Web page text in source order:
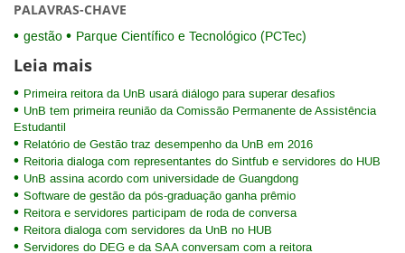
PALAVRAS-CHAVE
gestão Parque Científico e Tecnológico (PCTec)
Leia mais
Primeira reitora da UnB usará diálogo para superar desafios
UnB tem primeira reunião da Comissão Permanente de Assistência
Estudantil
Relatório de Gestão traz desempenho da UnB em 2016
Reitoria dialoga com representantes do Sintfub e servidores do HUB
UnB assina acordo com universidade de Guangdong
Software de gestão da pós-graduação ganha prêmio
Reitora e servidores participam de roda de conversa
Reitora dialoga com servidores da UnB no HUB
Servidores do DEG e da SAA conversam com a reitora